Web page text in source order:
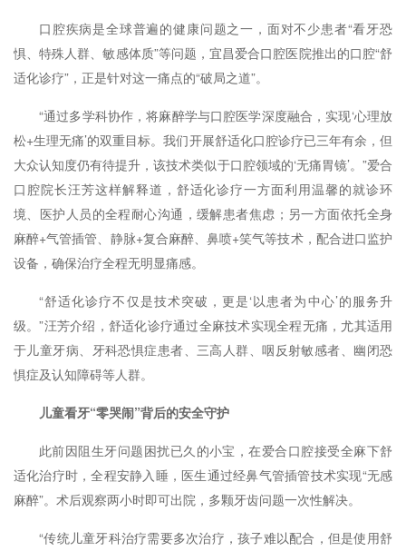
口腔疾病是全球普遍的健康问题之一，面对不少患者“看牙恐
惧、特殊人群、敏感体质”等问题，宜昌爱合口腔医院推出的口腔“舒
适化诊疗”，正是针对这一痛点的“破局之道”。
“通过多学科协作，将麻醉学与口腔医学深度融合，实现‘心理放
松+生理无痛’的双重目标。我们开展舒适化口腔诊疗已三年有余，但
大众认知度仍有待提升，该技术类似于口腔领域的‘无痛胃镜’。”爱合
口腔院长汪芳这样解释道，舒适化诊疗一方面利用温馨的就诊环
境、医护人员的全程耐心沟通，缓解患者焦虑；另一方面依托全身
麻醉+气管插管、静脉+复合麻醉、鼻喷+笑气等技术，配合进口监护
设备，确保治疗全程无明显痛感。
“舒适化诊疗不仅是技术突破，更是‘以患者为中心’的服务升
级。”汪芳介绍，舒适化诊疗通过全麻技术实现全程无痛，尤其适用
于儿童牙病、牙科恐惧症患者、三高人群、咽反射敏感者、幽闭恐
惧症及认知障碍等人群。
儿童看牙“零哭闹”背后的安全守护
此前因阻生牙问题困扰已久的小宝，在爱合口腔接受全麻下舒
适化治疗时，全程安静入睡，医生通过经鼻气管插管技术实现“无感
麻醉”。术后观察两小时即可出院，多颗牙齿问题一次性解决。
“传统儿童牙科治疗需要多次治疗，孩子难以配合，但是使用舒